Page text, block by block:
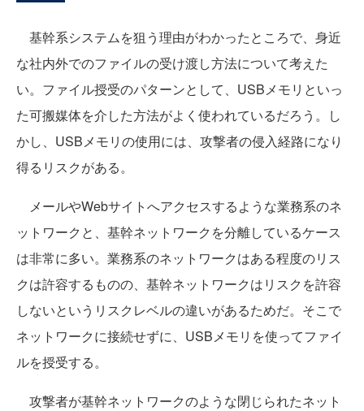
基幹系システムを狙う理由がわかったところで、身近
な社内外でのファイルの受け渡し方法について考えた
い。ファイル授受のパターンとして、USBメモリといっ
た可搬媒体を介した方法がよく使われているだろう。し
かし、USBメモリの使用には、攻撃者の侵入経路になり
得るリスクがある。
メールやWebサイトへアクセスするような業務系のネ
ットワークと、基幹ネットワークを分離しているケース
は非常に多い。業務系のネットワークはある程度のリス
クは許容するものの、基幹ネットワークはリスクを許容
しないというリスクレベルの違いがあるためだ。そこで
ネットワークに接続せずに、USBメモリを使ってファイ
ルを授受する。
攻撃者が基幹ネットワークのような閉じられたネット